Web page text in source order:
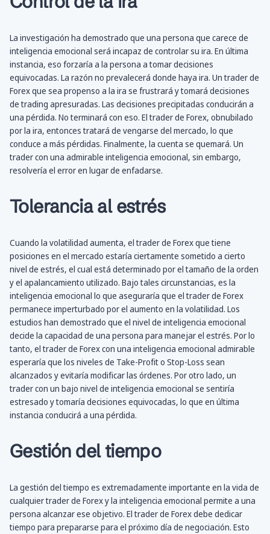
La investigación ha demostrado que una persona que carece de
inteligencia emocional será incapaz de controlar su ira. En última
instancia, eso forzaría a la persona a tomar decisiones
equivocadas. La razón no prevalecerá donde haya ira. Un trader de
Forex que sea propenso a la ira se frustrará y tomará decisiones
de trading apresuradas. Las decisiones precipitadas conducirán a
una pérdida. No terminará con eso. El trader de Forex, obnubilado
por la ira, entonces tratará de vengarse del mercado, lo que
conduce a más pérdidas. Finalmente, la cuenta se quemará. Un
trader con una admirable inteligencia emocional, sin embargo,
resolvería el error en lugar de enfadarse.
Tolerancia al estrés
Cuando la volatilidad aumenta, el trader de Forex que tiene
posiciones en el mercado estaría ciertamente sometido a cierto
nivel de estrés, el cual está determinado por el tamaño de la orden
y el apalancamiento utilizado. Bajo tales circunstancias, es la
inteligencia emocional lo que aseguraría que el trader de Forex
permanece imperturbado por el aumento en la volatilidad. Los
estudios han demostrado que el nivel de inteligencia emocional
decide la capacidad de una persona para manejar el estrés. Por lo
tanto, el trader de Forex con una inteligencia emocional admirable
esperaría que los niveles de Take-Profit o Stop-Loss sean
alcanzados y evitaría modificar las órdenes. Por otro lado, un
trader con un bajo nivel de inteligencia emocional se sentiría
estresado y tomaría decisiones equivocadas, lo que en última
instancia conducirá a una pérdida.
Gestión del tiempo
La gestión del tiempo es extremadamente importante en la vida de
cualquier trader de Forex y la inteligencia emocional permite a una
persona alcanzar ese objetivo. El trader de Forex debe dedicar
tiempo para prepararse para el próximo día de negociación. Esto